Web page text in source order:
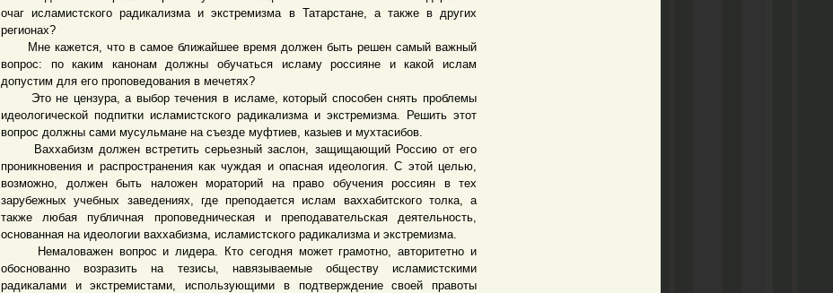
очаг исламистского радикализма и экстремизма в Татарстане, а также в других
регионах?
Мне кажется, что в самое ближайшее время должен быть решен самый важный
вопрос: по каким канонам должны обучаться исламу россияне и какой ислам
допустим для его проповедования в мечетях?
Это не цензура, а выбор течения в исламе, который способен снять проблемы
идеологической подпитки исламистского радикализма и экстремизма. Решить этот
вопрос должны сами мусульмане на съезде муфтиев, казыев и мухтасибов.
Ваххабизм должен встретить серьезный заслон, защищающий Россию от его
проникновения и распространения как чуждая и опасная идеология. С этой целью,
возможно, должен быть наложен мораторий на право обучения россиян в тех
зарубежных учебных заведениях, где преподается ислам ваххабитского толка, а
также любая публичная проповедническая и преподавательская деятельность,
основанная на идеологии ваххабизма, исламистского радикализма и экстремизма.
Немаловажен вопрос и лидера. Кто сегодня может грамотно, авторитетно и
обоснованно возразить на тезисы, навязываемые обществу исламистскими
радикалами и экстремистами, использующими в подтверждение своей правоты